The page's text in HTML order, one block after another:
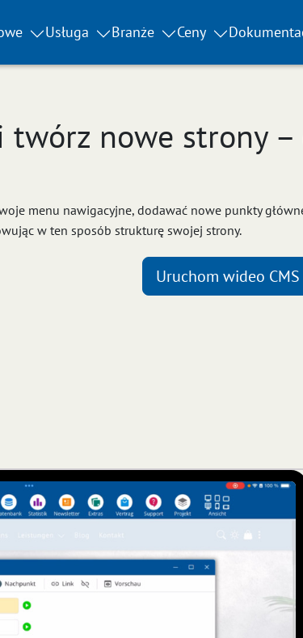
Usługa Branże Ceny
nowe strony
menu nawigacyjne, dodawać nowe punkty
w ten sposób strukturę swojej strony.
Uruchom wideo CMS